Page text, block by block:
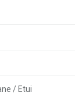
/ Etui